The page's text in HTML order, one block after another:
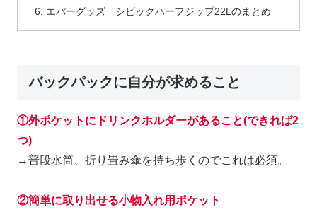
エバーグッズ シビックハーフジップ22Lのまとめ
バックパックに自分が求めること
①外ポケットにドリンクホルダーがあること(できれば2
つ)
→普段水筒、折り畳み傘を持ち歩くのでこれは必須。
②簡単に取り出せる小物入れ用ポケット